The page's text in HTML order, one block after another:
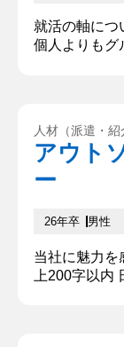
就活の軸につ
個人よりもグ
ウェアや機械
トウェアを扱
ミュレーショ
人材（派遣・紹
アウト
ー
26年卒 男性
当社に魅力を
上200字以内